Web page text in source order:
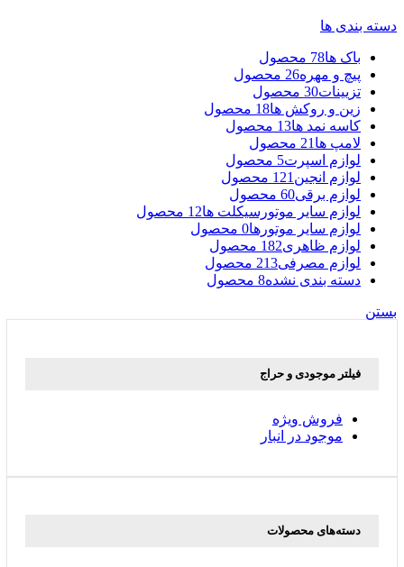
دسته بندی ها
باک ها78 محصول
پیچ و مهره26 محصول
تزیینات30 محصول
زین و روکش ها18 محصول
کاسه نمد ها13 محصول
لامپ ها 21 محصول
لوازم اسپرت5 محصول
لوازم انجین 121 محصول
لوازم برقی60 محصول
لوازم سایر موتورسیکلت ها12 محصول
لوازم سایر موتورها0 محصول
لوازم ظاهری182 محصول
لوازم مصرفی213 محصول
دسته بندی نشده8 محصول
بستن
فیلتر موجودی و حراج
فروش ویژه
موجود در انبار
دسته‌های محصولات